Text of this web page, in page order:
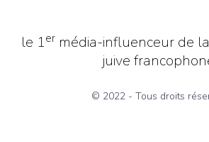
le 1ermédia-influenceur de
juive
© 2022 - Tous droits